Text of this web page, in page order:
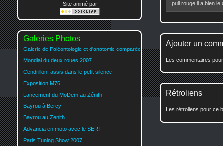
pull rouge il a bien le
Ajouter un
Les commentaires
Rétroliens
Les rétroliens pour ce
Site animé par
Galeries Photos
Galerie de Paléontologie et d'anatomie comparée
Mondial du deux roues 2007
Cendrillon, assis dans le petit silence
Exposition M76
Lancement du MoDem au Zénith
Bayrou à Bercy
Bayrou au Zenith
Advancia en moto avec le SERT
Paris Tuning Show 2007